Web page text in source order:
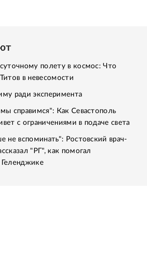
полету в космос: Что
в невесомости
ради эксперимента
справимся": Как Севастополь
с ограничениями в подаче света
не вспоминать": Ростовский врач-
"РГ", как помогал